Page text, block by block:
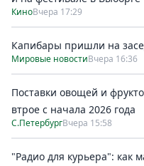
КиноВчера 17:29
Капибары пришли на
Мировые новостиВчера 16:36
Поставки овощей и
втрое с начала 2026 года
С.ПетербургВчера 15:58
"Радио для курьера": как